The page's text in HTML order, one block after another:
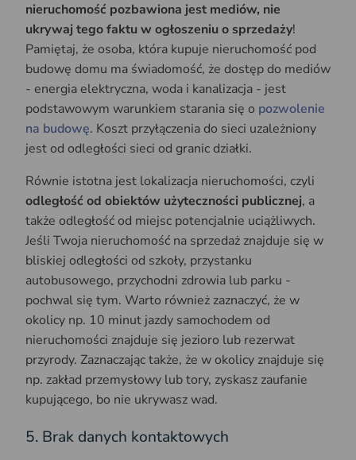
nieruchomość pozbawiona jest mediów, nie
ukrywaj tego faktu w ogłoszeniu o sprzedaży!
Pamiętaj, że osoba, która kupuje nieruchomość pod
budowę domu ma świadomość, że dostęp do mediów
- energia elektryczna, woda i kanalizacja - jest
podstawowym warunkiem starania się o pozwolenie
na budowę. Koszt przyłączenia do sieci uzależniony
jest od odległości sieci od granic działki.
Równie istotna jest lokalizacja nieruchomości, czyli
odległość od obiektów użyteczności publicznej, a
także odległość od miejsc potencjalnie uciążliwych.
Jeśli Twoja nieruchomość na sprzedaż znajduje się w
bliskiej odległości od szkoły, przystanku
autobusowego, przychodni zdrowia lub parku -
pochwal się tym. Warto również zaznaczyć, że w
okolicy np. 10 minut jazdy samochodem od
nieruchomości znajduje się jezioro lub rezerwat
przyrody. Zaznaczając także, że w okolicy znajduje się
np. zakład przemysłowy lub tory, zyskasz zaufanie
kupującego, bo nie ukrywasz wad.
5. Brak danych kontaktowych